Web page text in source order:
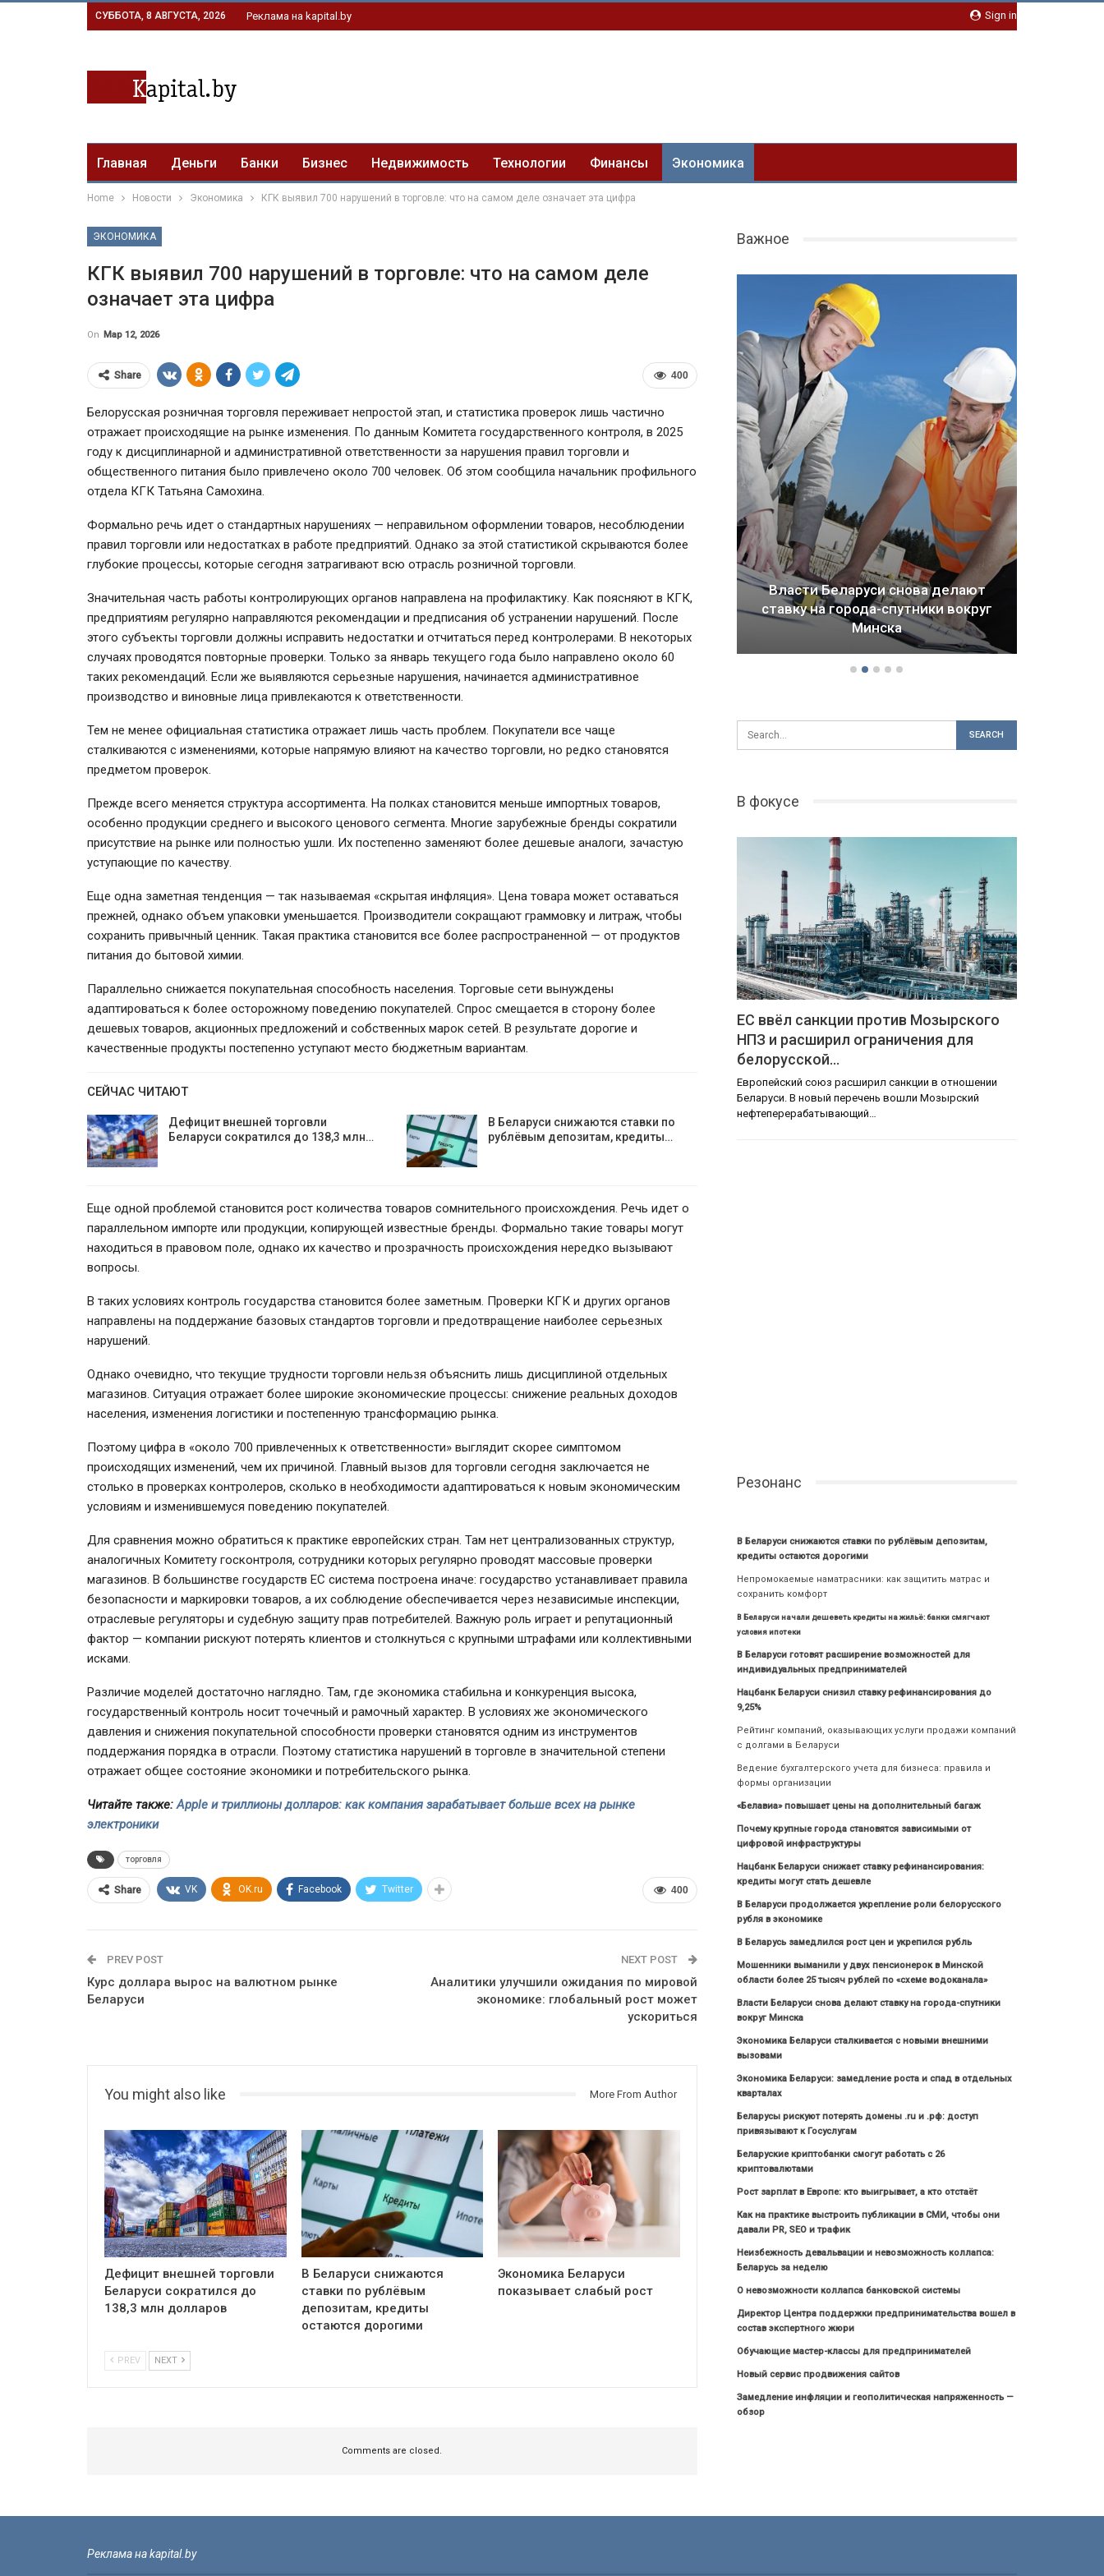
Sign in
СУББОТА, 8 АВГУСТА, 2026 Реклама на kapital.by
Главная Деньги Банки Бизнес Недвижимость Технологии Финансы Экономика
Home Новости Экономика КГК выявил 700 нарушений в торговле: что на самом деле означает эта цифра
ЭКОНОМИКА
КГК выявил 700 нарушений в торговле: что на самом деле
означает эта цифра
On Мар 12, 2026
400
Share
Белорусская розничная торговля переживает непростой этап, и статистика проверок лишь частично
отражает происходящие на рынке изменения. По данным Комитета государственного контроля, в 2025
году к дисциплинарной и административной ответственности за нарушения правил торговли и
общественного питания было привлечено около 700 человек. Об этом сообщила начальник профильного
отдела КГК Татьяна Самохина.
Формально речь идет о стандартных нарушениях — неправильном оформлении товаров, несоблюдении
правил торговли или недостатках в работе предприятий. Однако за этой статистикой скрываются более
глубокие процессы, которые сегодня затрагивают всю отрасль розничной торговли.
Значительная часть работы контролирующих органов направлена на профилактику. Как поясняют в КГК,
предприятиям регулярно направляются рекомендации и предписания об устранении нарушений. После
этого субъекты торговли должны исправить недостатки и отчитаться перед контролерами. В некоторых
случаях проводятся повторные проверки. Только за январь текущего года было направлено около 60
таких рекомендаций. Если же выявляются серьезные нарушения, начинается административное
производство и виновные лица привлекаются к ответственности.
Тем не менее официальная статистика отражает лишь часть проблем. Покупатели все чаще
сталкиваются с изменениями, которые напрямую влияют на качество торговли, но редко становятся
предметом проверок.
Прежде всего меняется структура ассортимента. На полках становится меньше импортных товаров,
особенно продукции среднего и высокого ценового сегмента. Многие зарубежные бренды сократили
присутствие на рынке или полностью ушли. Их постепенно заменяют более дешевые аналоги, зачастую
уступающие по качеству.
Еще одна заметная тенденция — так называемая «скрытая инфляция». Цена товара может оставаться
прежней, однако объем упаковки уменьшается. Производители сокращают граммовку и литраж, чтобы
сохранить привычный ценник. Такая практика становится все более распространенной — от продуктов
питания до бытовой химии.
Параллельно снижается покупательная способность населения. Торговые сети вынуждены
адаптироваться к более осторожному поведению покупателей. Спрос смещается в сторону более
дешевых товаров, акционных предложений и собственных марок сетей. В результате дорогие и
качественные продукты постепенно уступают место бюджетным вариантам.
СЕЙЧАС ЧИТАЮТ
Дефицит внешней торговли
Беларуси сократился до 138,3 млн…
В Беларуси снижаются ставки по
рублёвым депозитам, кредиты…
Еще одной проблемой становится рост количества товаров сомнительного происхождения. Речь идет о
параллельном импорте или продукции, копирующей известные бренды. Формально такие товары могут
находиться в правовом поле, однако их качество и прозрачность происхождения нередко вызывают
вопросы.
В таких условиях контроль государства становится более заметным. Проверки КГК и других органов
направлены на поддержание базовых стандартов торговли и предотвращение наиболее серьезных
нарушений.
Однако очевидно, что текущие трудности торговли нельзя объяснить лишь дисциплиной отдельных
магазинов. Ситуация отражает более широкие экономические процессы: снижение реальных доходов
населения, изменения логистики и постепенную трансформацию рынка.
Поэтому цифра в «около 700 привлеченных к ответственности» выглядит скорее симптомом
происходящих изменений, чем их причиной. Главный вызов для торговли сегодня заключается не
столько в проверках контролеров, сколько в необходимости адаптироваться к новым экономическим
условиям и изменившемуся поведению покупателей.
Для сравнения можно обратиться к практике европейских стран. Там нет централизованных структур,
аналогичных Комитету госконтроля, сотрудники которых регулярно проводят массовые проверки
магазинов. В большинстве государств ЕС система построена иначе: государство устанавливает правила
безопасности и маркировки товаров, а их соблюдение обеспечивается через независимые инспекции,
отраслевые регуляторы и судебную защиту прав потребителей. Важную роль играет и репутационный
фактор — компании рискуют потерять клиентов и столкнуться с крупными штрафами или коллективными
исками.
Различие моделей достаточно наглядно. Там, где экономика стабильна и конкуренция высока,
государственный контроль носит точечный и рамочный характер. В условиях же экономического
давления и снижения покупательной способности проверки становятся одним из инструментов
поддержания порядка в отрасли. Поэтому статистика нарушений в торговле в значительной степени
отражает общее состояние экономики и потребительского рынка.
Читайте также:Apple и триллионы долларов: как компания зарабатывает больше всех на рынке
электроники
торговля
400
Share VK OK.ru Facebook Twitter
PREV POST
Курс доллара вырос на валютном рынке
Беларуси
NEXT POST
Аналитики улучшили ожидания по мировой
экономике: глобальный рост может
ускориться
You might also like More From Author
Дефицит внешней торговли
Беларуси сократился до
138,3 млн долларов
В Беларуси снижаются
ставки по рублёвым
депозитам, кредиты
остаются дорогими
Экономика Беларуси
показывает слабый рост
PREV NEXT
Comments are closed.
Важное
80% вкладчиков ВТБ Банка старше
50 лет
ЕС ввёл санкции против
Мозырского НПЗ и расширил
ограничения для белорусской…
Власти Беларуси снова делают
ставку на города-спутники вокруг
Минска
Драма Детройта:
В фокусе
ЕС ввёл санкции против Мозырского
НПЗ и расширил ограничения для
белорусской…
Европейский союз расширил санкции в отношении
Беларуси. В новый перечень вошли Мозырский
нефтеперерабатывающий…
Резонанс
В Беларуси снижаются ставки по рублёвым депозитам,
кредиты остаются дорогими
Непромокаемые наматрасники: как защитить матрас и
сохранить комфорт
В Беларуси начали дешеветь кредиты на жильё: банки смягчают
условия ипотеки
В Беларуси готовят расширение возможностей для
индивидуальных предпринимателей
Нацбанк Беларуси снизил ставку рефинансирования до
9,25%
Рейтинг компаний, оказывающих услуги продажи компаний
с долгами в Беларуси
Ведение бухгалтерского учета для бизнеса: правила и
формы организации
«Белавиа» повышает цены на дополнительный багаж
Почему крупные города становятся зависимыми от
цифровой инфраструктуры
Нацбанк Беларуси снижает ставку рефинансирования:
кредиты могут стать дешевле
В Беларуси продолжается укрепление роли белорусского
рубля в экономике
В Беларусь замедлился рост цен и укрепился рубль
Мошенники выманили у двух пенсионерок в Минской
области более 25 тысяч рублей по «схеме водоканала»
Власти Беларуси снова делают ставку на города-спутники
вокруг Минска
Экономика Беларуси сталкивается с новыми внешними
вызовами
Экономика Беларуси: замедление роста и спад в отдельных
кварталах
Беларусы рискуют потерять домены .ru и .рф: доступ
привязывают к Госуслугам
Беларуские криптобанки смогут работать с 26
криптовалютами
Рост зарплат в Европе: кто выигрывает, а кто отстаёт
Как на практике выстроить публикации в СМИ, чтобы они
давали PR, SEO и трафик
Неизбежность девальвации и невозможность коллапса:
Беларусь за неделю
О невозможности коллапса банковской системы
Директор Центра поддержки предпринимательства вошел в
состав экспертного жюри
Обучающие мастер-классы для предпринимателей
Новый сервис продвижения сайтов
Замедление инфляции и геополитическая напряженность —
обзор
Реклама на kapital.by